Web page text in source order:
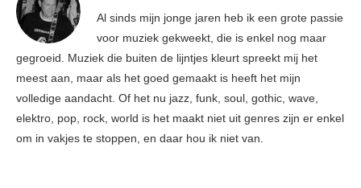
Al sinds mijn jonge jaren heb ik een grote passie
voor muziek gekweekt, die is enkel nog maar
gegroeid. Muziek die buiten de lijntjes kleurt spreekt mij het
meest aan, maar als het goed gemaakt is heeft het mijn
volledige aandacht. Of het nu jazz, funk, soul, gothic, wave,
elektro, pop, rock, world is het maakt niet uit genres zijn er enkel
om in vakjes te stoppen, en daar hou ik niet van.